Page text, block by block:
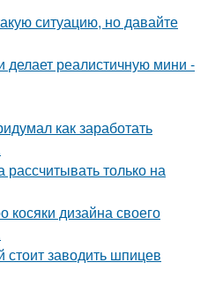
ситуацию, но давайте
реалистичную мини -
как заработать
рассчитывать только на
косяки дизайна своего
стоит заводить шпицев